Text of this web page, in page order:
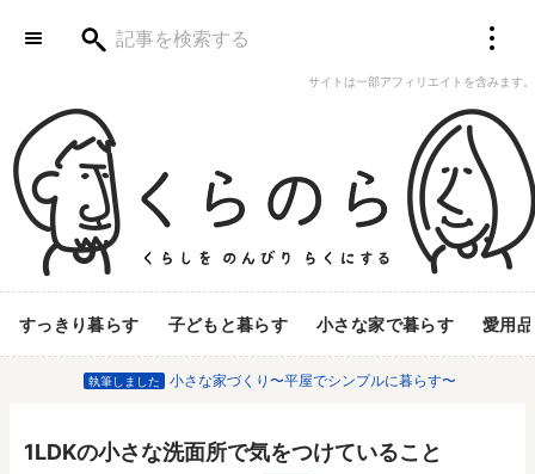
サイトは一部アフィリエイトを含みます。
すっきり暮らす 子どもと暮らす 小さな家で暮らす 愛用品
執筆しました 小さな家づくり〜平屋でシンプルに暮らす〜
1LDKの小さな洗面所で気をつけていること